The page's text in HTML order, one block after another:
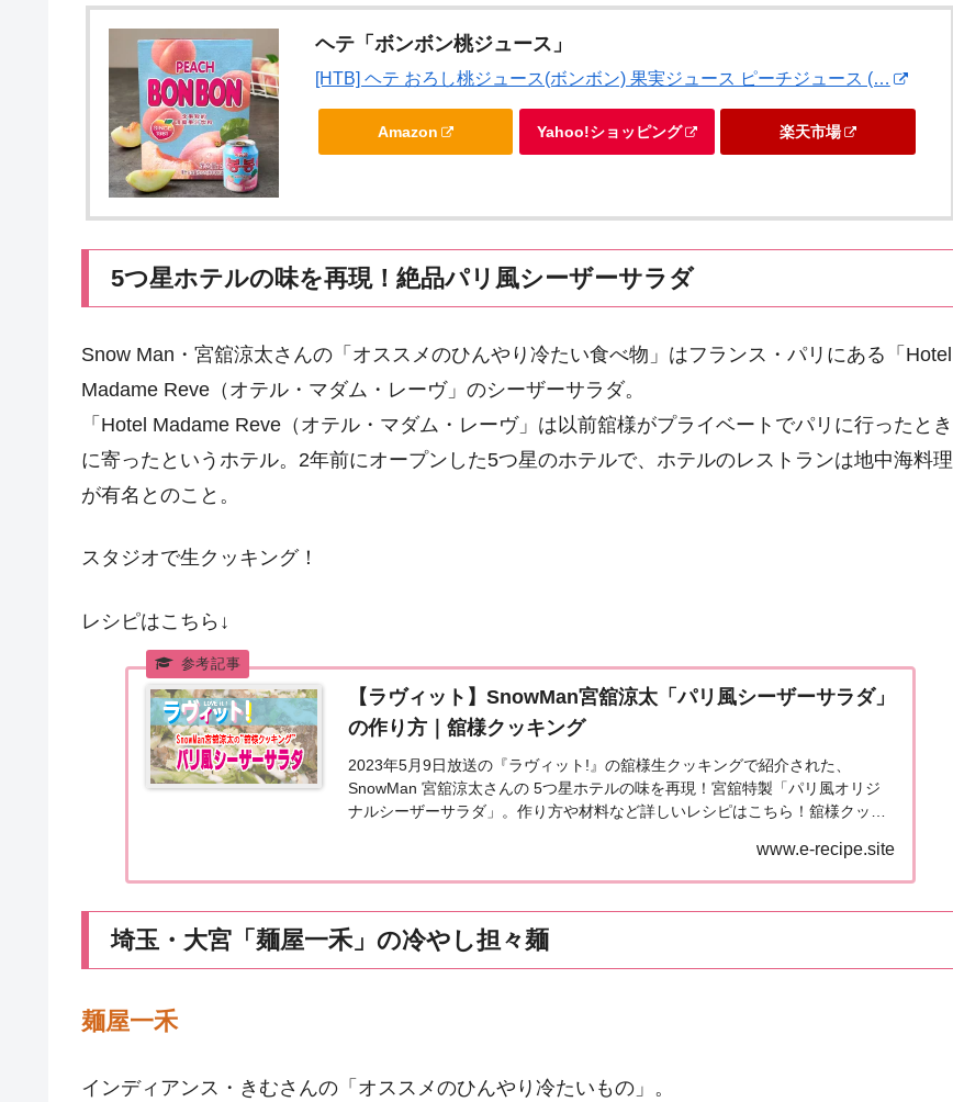
ヘテ「ボンボン桃ジュース」
[HTB] ヘテ おろし桃ジュース(ボンボン) 果実ジュース ピーチジュース (…
Amazon Yahoo!ショッピング 楽天市場
5つ星ホテルの味を再現！絶品パリ風シーザーサラダ
Snow Man・宮舘涼太さんの「オススメのひんやり冷たい食べ物」はフランス・パリにある「Hotel
Madame Reve（オテル・マダム・レーヴ」のシーザーサラダ。
「Hotel Madame Reve（オテル・マダム・レーヴ」は以前舘様がプライベートでパリに行ったとき
に寄ったというホテル。2年前にオープンした5つ星のホテルで、ホテルのレストランは地中海料理
が有名とのこと。
スタジオで生クッキング！
レシピはこちら↓
【ラヴィット】SnowMan宮舘涼太「パリ風シーザーサラダ」
の作り方｜舘様クッキング
2023年5月9日放送の『ラヴィット!』の舘様生クッキングで紹介された、
SnowMan 宮舘涼太さんの 5つ星ホテルの味を再現！宮舘特製「パリ風オリジ
ナルシーザーサラダ」。作り方や材料など詳しいレシピはこちら！舘様クッキ
www.e-recipe.site
埼玉・大宮「麺屋一禾」の冷やし担々麺
麺屋一禾
インディアンス・きむさんの「オススメのひんやり冷たいもの」。